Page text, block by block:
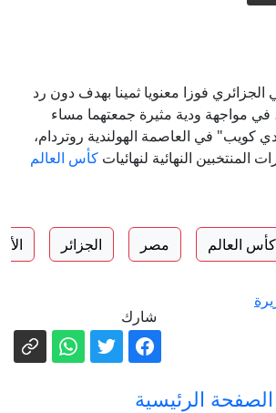
إسرائيلية جنوبي لبنان
الأوروبي: هجمات الحوثيين الأخيرة
تصعيد خطير يقوض الاستقرار الإقليمي
السيجارة الأخيرة قبل النوم.. لماذا يحذر
"بنى تحتية بلا مساكن".. نتنياهو وكاتس
يوافقان سرا على بدء أعمال إعادة الإعمار
ومسقط والحرس الثوري يشترط لفتح
هرمز
فوزا معنويا ثمينا بهدف دون رد
في مواجهة ودية مثيرة جمعتهما مساء
كويب" في العاصمة الهولندية روتردام،
النهائية لنهائيات كأس العالم
كأس العالم مصر الجزائر
شارك
الصفحة الرئيسية